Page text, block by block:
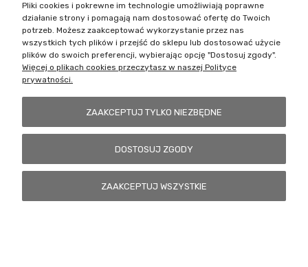
Battlecult | ul. Benedykta Dybowskiego 45/7, 41-208 Sosnowiec, woj.
śląskie | Email:kontakt@battlecult.plTel.: 669966242 | NIP:
6443563610 REGON: 520502331
POKAŻ PEŁNĄ WERSJĘ STRONY
Pliki cookies i pokrewne im technologie umożliwiają poprawne
działanie strony i pomagają nam dostosować ofertę do Twoich
potrzeb. Możesz zaakceptować wykorzystanie przez nas
wszystkich tych plików i przejść do sklepu lub dostosować użycie
plików do swoich preferencji, wybierając opcję "Dostosuj zgody".
Więcej o plikach cookies przeczytasz w naszej Polityce
prywatności.
ZAAKCEPTUJ TYLKO NIEZBĘDNE
DOSTOSUJ ZGODY
ZAAKCEPTUJ WSZYSTKIE